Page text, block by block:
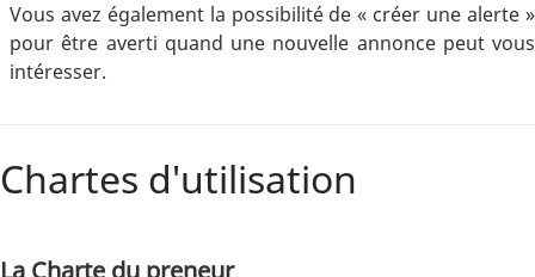
Vous avez également la possibilité de « créer une alerte »
pour être averti quand une nouvelle annonce peut vous
intéresser.
Chartes d'utilisation